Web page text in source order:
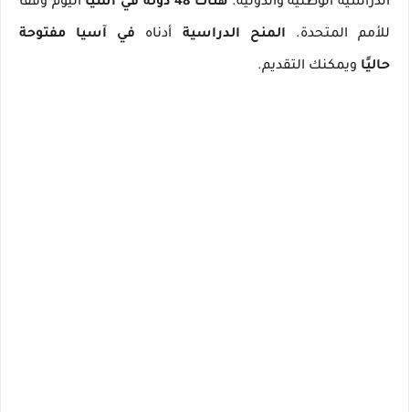
للأمم المتحدة. المنح الدراسية أدناه في آسيا مفتوحة
حاليًا ويمكنك التقديم.